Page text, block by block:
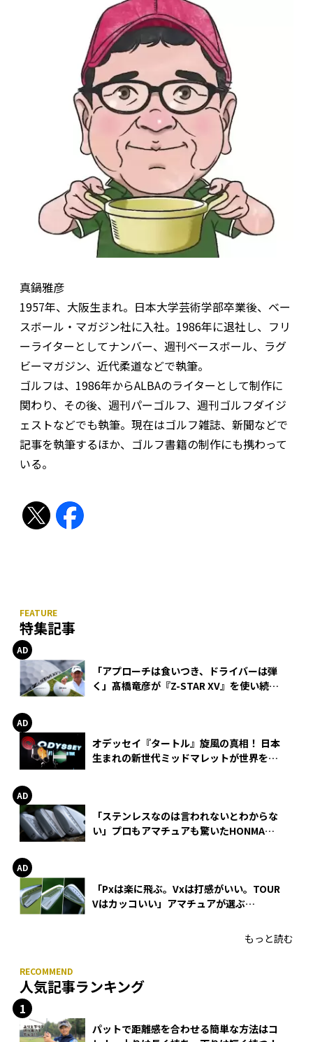
真鍋雅彦
1957年、大阪生まれ。日本大学芸術学部卒業後、ベー
スボール・マガジン社に入社。1986年に退社し、フリ
ーライターとしてナンバー、週刊ベースボール、ラグ
ビーマガジン、近代柔道などで執筆。
ゴルフは、1986年からALBAのライターとして制作に
関わり、その後、週刊パーゴルフ、週刊ゴルフダイジ
ェストなどでも執筆。現在はゴルフ雑誌、新聞などで
記事を執筆するほか、ゴルフ書籍の制作にも携わって
いる。
特集記事
「アプローチは食いつき、ドライバーは弾
く」髙橋竜彦が『Z-STAR XV』を使い続け
オデッセイ『タートル』旋風の真相！ 日本
生まれの新世代ミッドマレットが世界を席
「ステンレスなのは言われないとわからな
い」プロもアマチュアも驚いたHONMA
「Pxは楽に飛ぶ。Vxは打感がいい。TOUR
Vはカッコいい」アマチュアが選ぶ
もっと読む
人気記事ランキング
パットで距離感を合わせる簡単な方法はコ